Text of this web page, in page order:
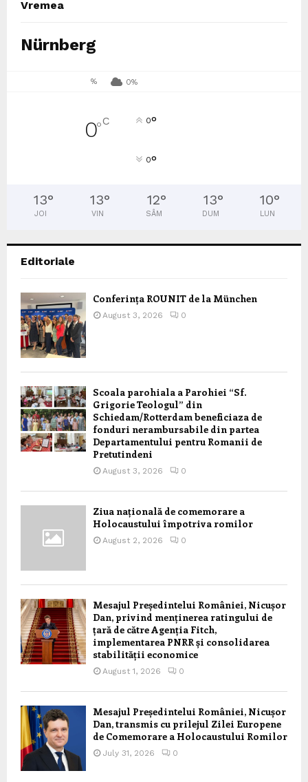
Vremea
Nürnberg
% 0%
0°C 0°
0°
13°
JOI
13°
VIN
12°
SÂM
13°
DUM
10°
LUN
Editoriale
Conferința ROUNIT de la München
August 3, 2026 0
Scoala parohiala a Parohiei “Sf.
Grigorie Teologul” din
Schiedam/Rotterdam beneficiaza de
fonduri nerambursabile din partea
Departamentului pentru Romanii de
Pretutindeni
August 3, 2026 0
Ziua națională de comemorare a
Holocaustului împotriva romilor
August 2, 2026 0
Mesajul Președintelui României, Nicușor
Dan, privind menținerea ratingului de
țară de către Agenția Fitch,
implementarea PNRR și consolidarea
stabilității economice
August 1, 2026 0
Mesajul Președintelui României, Nicușor
Dan, transmis cu prilejul Zilei Europene
de Comemorare a Holocaustului Romilor
July 31, 2026 0